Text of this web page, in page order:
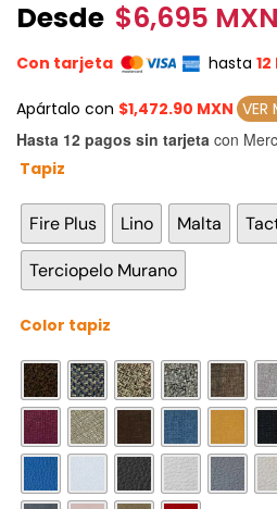
Desde $6,695 MXN
Con tarjeta hasta 12
Apártalo con $1,472.90 MXN VER
Hasta 12 pagos sin tarjeta con
Tapiz
Fire Plus Lino Malta
Terciopelo Murano
Color tapiz